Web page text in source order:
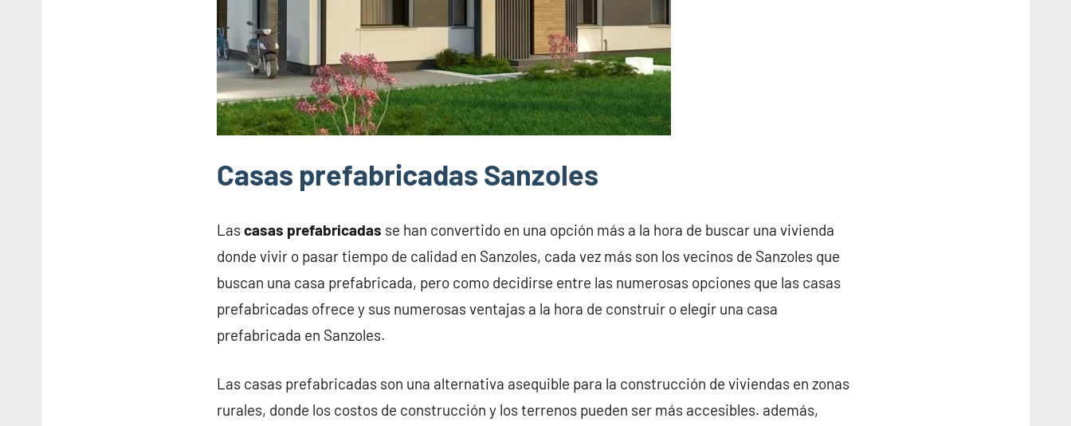
Casas prefabricadas Sanzoles
Lascasas prefabricadas se han convertido en una opción más a la hora de buscar una vivienda
donde vivir o pasar tiempo de calidad en Sanzoles, cada vez más son los vecinos de Sanzoles que
buscan una casa prefabricada, pero como decidirse entre las numerosas opciones que las casas
prefabricadas ofrece y sus numerosas ventajas a la hora de construir o elegir una casa
prefabricada en Sanzoles.
Las casas prefabricadas son una alternativa asequible para la construcción de viviendas en zonas
rurales, donde los costos de construcción y los terrenos pueden ser más accesibles. además,